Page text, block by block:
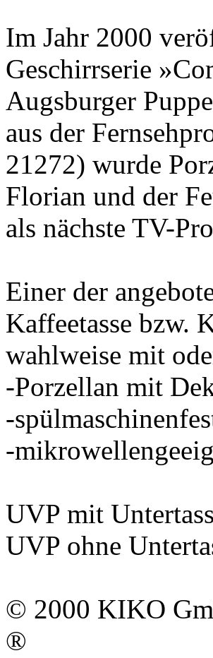
Im Jahr 2000
Geschirrserie
Augsburger
aus der
21272) wurde
Florian und der
als nächste TV-
Einer der
Kaffeetasse bzw.
wahlweise mit
-Porzellan mit
-
-
UVP mit
UVP ohne
© 2000 KIKO
®